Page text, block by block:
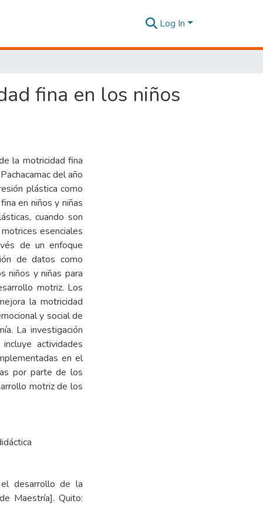
Log In
fina en los niños
la motricidad fina
del año
plástica como
en niños y niñas
cuando son
esenciales
de un enfoque
de datos como
niños y niñas para
motriz. Los
la motricidad
y social de
La investigación
actividades
en el
por parte de los
motriz de los
desarrollo de la
Maestría]. Quito: